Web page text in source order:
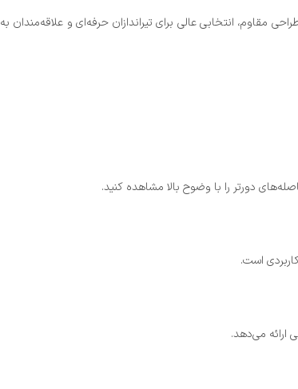
مقاوم، انتخابی عالی برای تیراندازان حرفه‌ای و علاقه‌مندان به
ارائه می‌دهد.